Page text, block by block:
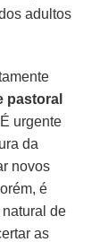
adultos
pastoral
urgente
da
novos
é
de
as